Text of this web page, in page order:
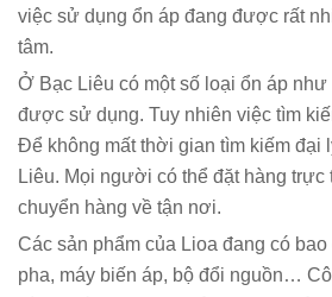
việc sử dụng ổn áp đang được rất
tâm.
Ở Bạc Liêu có một số loại ổn áp
được sử dụng. Tuy nhiên việc tìm
Để không mất thời gian tìm kiếm đại
Liêu. Mọi người có thể đặt hàng trực
chuyển hàng về tận nơi.
Các sản phẩm của Lioa đang có
pha, máy biến áp, bộ đổi nguồn…